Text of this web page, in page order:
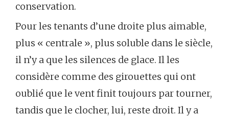
conservation.
Pour les tenants d’une droite plus aimable,
plus « centrale », plus soluble dans le siècle,
il n’y a que les silences de glace. Il les
considère comme des girouettes qui ont
oublié que le vent finit toujours par tourner,
tandis que le clocher, lui, reste droit. Il y a